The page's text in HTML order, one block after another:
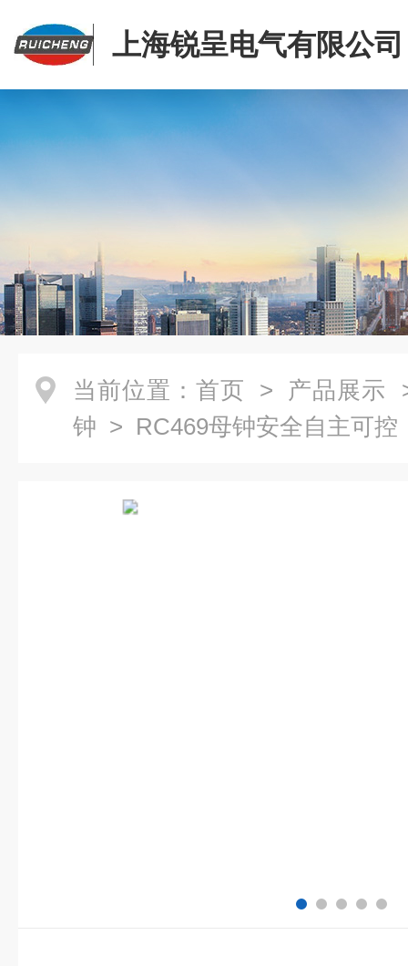
上海锐呈电气有限公司
当前位置： 首页 > 产品展示
钟 > RC469母钟安全自主可控